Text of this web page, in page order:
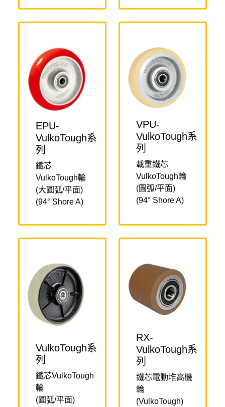
EPU-
VulkoTough系
列
鐵芯
VulkoTough輪
(大圓弧/平面)
(94° Shore A)
VPU-
VulkoTough系
列
載重鐵芯
VulkoTough輪
(圓弧/平面)
(94° Shore A)
VulkoTough系
列
鐵芯VulkoTough
輪
(圓弧/平面)
RX-
VulkoTough系
列
鐵芯電動堆高機
輪
(VulkoTough)